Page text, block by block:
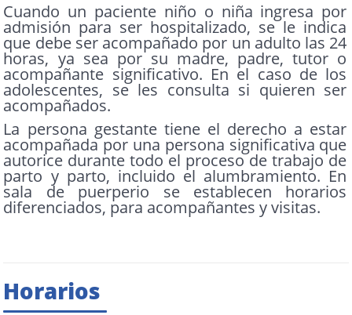
Cuando un paciente niño o niña ingresa por
admisión para ser hospitalizado, se le indica
que debe ser acompañado por un adulto las 24
horas, ya sea por su madre, padre, tutor o
acompañante significativo. En el caso de los
adolescentes, se les consulta si quieren ser
acompañados.
La persona gestante tiene el derecho a estar
acompañada por una persona significativa que
autorice durante todo el proceso de trabajo de
parto y parto, incluido el alumbramiento. En
sala de puerperio se establecen horarios
diferenciados, para acompañantes y visitas.
Horarios